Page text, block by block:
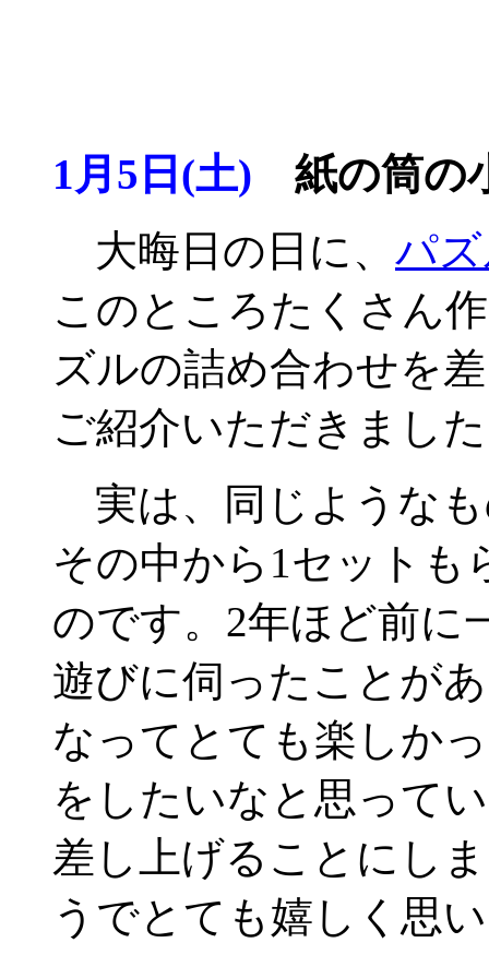
1月5日(土) 紙の筒の
大晦日の日に、 パ
このところたくさん
ズルの詰め合わせを
ご紹介いただきまし
実は、同じような
その中から1セットも
のです。2年ほど前に
遊びに伺ったことが
なってとても楽しか
をしたいなと思って
差し上げることにし
うでとても嬉しく思